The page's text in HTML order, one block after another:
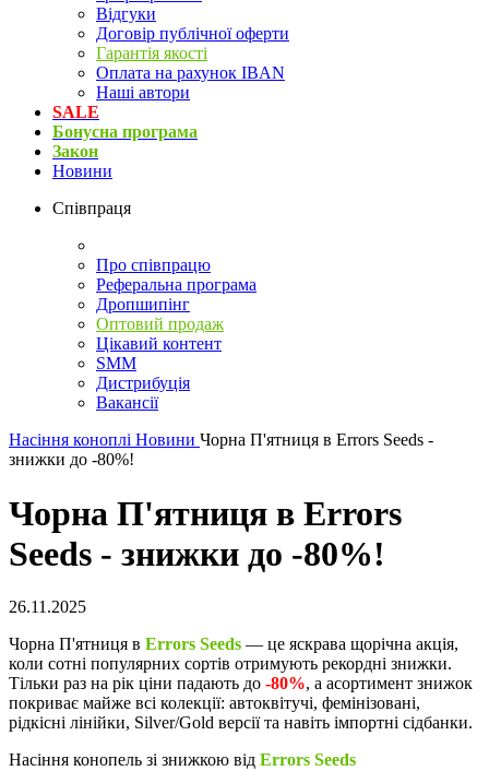
Відгуки
Договір публічної оферти
Гарантія якості
Оплата на рахунок IBAN
Наші автори
SALE
Бонусна програма
Закон
Новини
Співпраця
Про співпрацю
Реферальна програма
Дропшипінг
Оптовий продаж
Цікавий контент
SMM
Дистрибуція
Вакансії
Насіння коноплі Новини Чорна П'ятниця в Errors Seeds -
знижки до -80%!
Чорна П'ятниця в Errors
Seeds - знижки до -80%!
26.11.2025
Чорна П'ятниця в Errors Seeds — це яскрава щорічна акція,
коли сотні популярних сортів отримують рекордні знижки.
Тільки раз на рік ціни падають до -80%, а асортимент знижок
покриває майже всі колекції: автоквітучі, фемінізовані,
рідкісні лінійки, Silver/Gold версії та навіть імпортні сідбанки.
Насіння конопель зі знижкою від Errors Seeds